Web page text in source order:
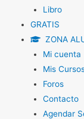
Libro
GRATIS
ZONA
Mi cuenta
Mis
Foros
Contacto
Agendar